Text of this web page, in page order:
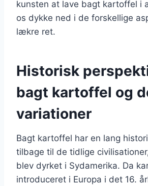
kunsten at lave bagt kartoffel i
os dykke ned i de forskellige
lækre ret.
Historisk
bagt kartoffel og
variationer
Bagt kartoffel har en lang
tilbage til de tidlige
blev dyrket i Sydamerika. Da
introduceret i Europa i det 16.